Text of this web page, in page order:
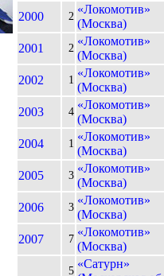
2000
2
«Локомотив»
(Москва)
2001
2
«Локомотив»
(Москва)
2002
1
«Локомотив»
(Москва)
2003
4
«Локомотив»
(Москва)
2004
1
«Локомотив»
(Москва)
2005
3
«Локомотив»
(Москва)
2006
3
«Локомотив»
(Москва)
2007
7
«Локомотив»
(Москва)
5
«Сатурн»